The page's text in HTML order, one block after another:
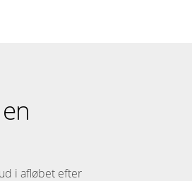
i afløbet efter